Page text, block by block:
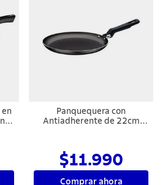
Panquequera con
Antiadherente de 22cm
$11.990
Comprar ahora